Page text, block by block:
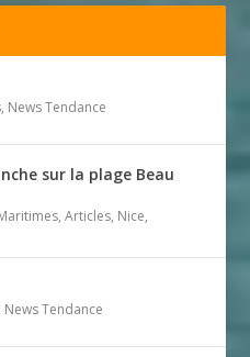
, News Tendance
sur la plage Beau
,Articles, Nice,
News Tendance